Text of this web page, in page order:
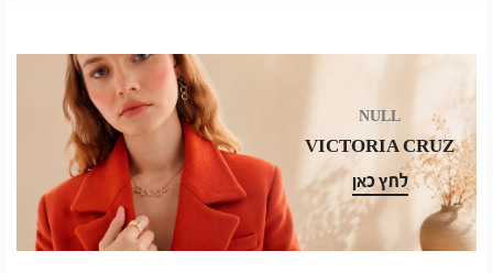
NULL
VICTORIA CRUZ
לחץ כאן